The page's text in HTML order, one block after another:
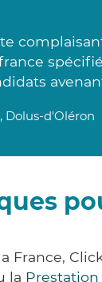
Dolus-d'Oléron
la